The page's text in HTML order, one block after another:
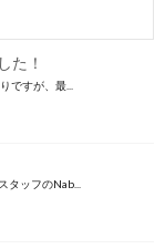
た！
ですが、最...
タッフのNab...